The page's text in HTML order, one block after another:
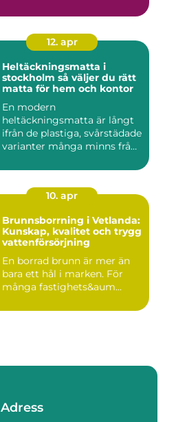
12. apr
Heltäckningsmatta i
stockholm så väljer du rätt
matta för hem och kontor
En modern
heltäckningsmatta är långt
ifrån de plastiga, svårstädade
varianter många minns från
10. apr
Brunnsborrning i Vetlanda:
Kunskap, kvalitet och trygg
vattenförsörjning
En borrad brunn är mer än
bara ett hål i marken. För
många fastighets&aum...
Adress